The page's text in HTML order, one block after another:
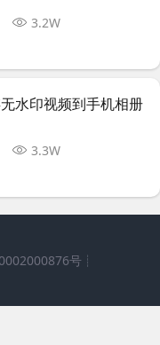
3.2W
水印视频到手机相册
3.3W
号 ┊